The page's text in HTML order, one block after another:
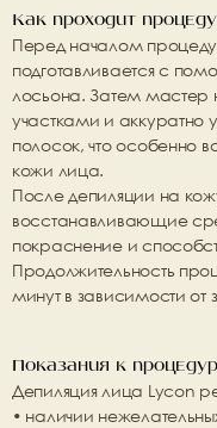
Как проходит
Перед началом
подготавливается с
лосьона. Затем мастер
участками и аккуратно
полосок, что особенно
кожи лица.
После депиляции на
восстанавливающие
покраснение и
Продолжительность
минут в зависимости от
Показания к
Депиляция лица Lycon
• наличии